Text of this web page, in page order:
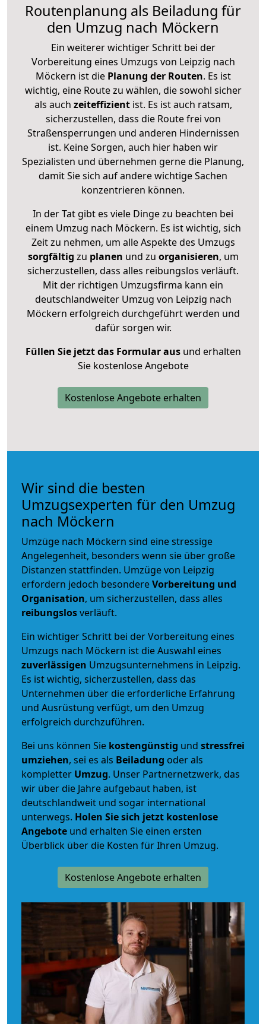
Routenplanung als Beiladung für
den Umzug nach Möckern
Ein weiterer wichtiger Schritt bei der
Vorbereitung eines Umzugs von Leipzig nach
Möckern ist diePlanung der Routen. Es ist
wichtig, eine Route zu wählen, die sowohl sicher
als auch zeiteffizientist. Es ist auch ratsam,
sicherzustellen, dass die Route frei von
Straßensperrungen und anderen Hindernissen
ist. Keine Sorgen, auch hier haben wir
Spezialisten und übernehmen gerne die Planung,
damit Sie sich auf andere wichtige Sachen
konzentrieren können.
In der Tat gibt es viele Dinge zu beachten bei
einem Umzug nach Möckern. Es ist wichtig, sich
Zeit zu nehmen, um alle Aspekte des Umzugs
sorgfältig zu planen und zu organisieren, um
sicherzustellen, dass alles reibungslos verläuft.
Mit der richtigen Umzugsfirma kann ein
deutschlandweiter Umzug von Leipzig nach
Möckern erfolgreich durchgeführt werden und
dafür sorgen wir.
Füllen Sie jetzt das Formular ausund erhalten
Sie kostenlose Angebote
Kostenlose Angebote erhalten
Wir sind die besten
Umzugsexperten für den Umzug
nach Möckern
Umzüge nach Möckern sind eine stressige
Angelegenheit, besonders wenn sie über große
Distanzen stattfinden. Umzüge von Leipzig
erfordern jedoch besondereVorbereitung und
Organisation, um sicherzustellen, dass alles
reibungslosverläuft.
Ein wichtiger Schritt bei der Vorbereitung eines
Umzugs nach Möckern ist die Auswahl eines
zuverlässigen Umzugsunternehmens in Leipzig.
Es ist wichtig, sicherzustellen, dass das
Unternehmen über die erforderliche Erfahrung
und Ausrüstung verfügt, um den Umzug
erfolgreich durchzuführen.
Bei uns können Sie kostengünstig und stressfrei
umziehen, sei es als Beiladung oder als
kompletter Umzug. Unser Partnernetzwerk, das
wir über die Jahre aufgebaut haben, ist
deutschlandweit und sogar international
unterwegs. Holen Sie sich jetzt kostenlose
Angebote und erhalten Sie einen ersten
Überblick über die Kosten für Ihren Umzug.
Kostenlose Angebote erhalten